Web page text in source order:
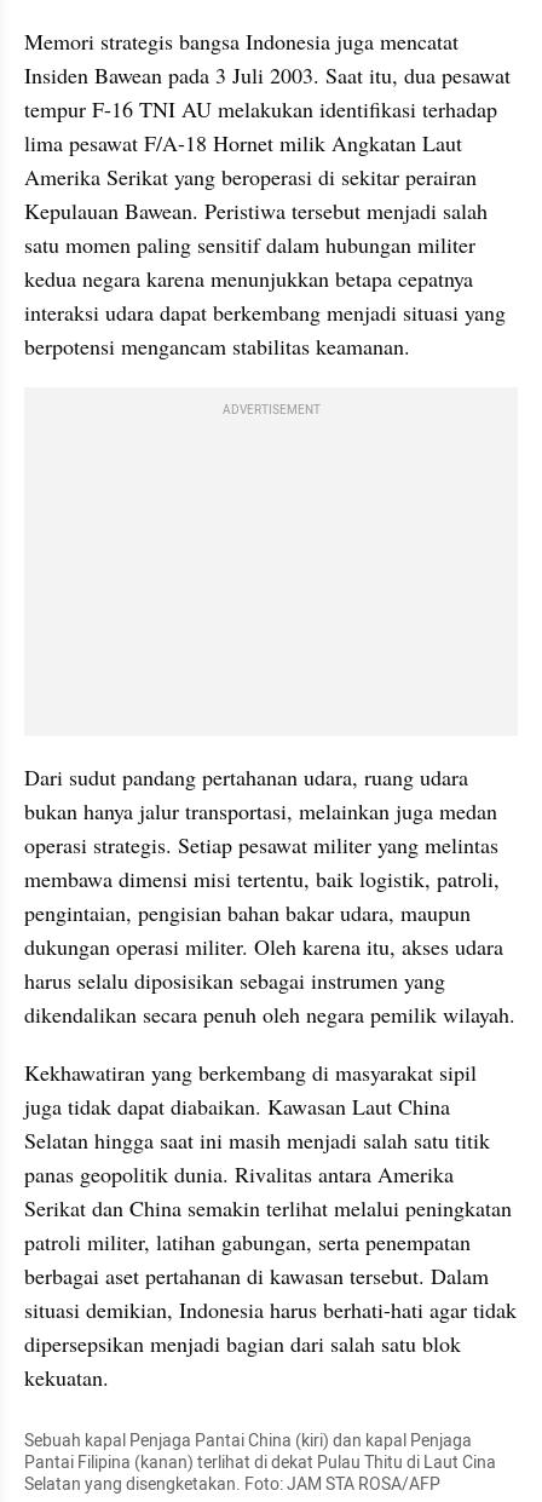
Memori strategis bangsa Indonesia juga mencatat
Insiden Bawean pada 3 Juli 2003. Saat itu, dua pesawat
tempur F-16 TNI AU melakukan identifikasi terhadap
lima pesawat F/A-18 Hornet milik Angkatan Laut
Amerika Serikat yang beroperasi di sekitar perairan
Kepulauan Bawean. Peristiwa tersebut menjadi salah
satu momen paling sensitif dalam hubungan militer
kedua negara karena menunjukkan betapa cepatnya
interaksi udara dapat berkembang menjadi situasi yang
berpotensi mengancam stabilitas keamanan.
ADVERTISEMENT
Dari sudut pandang pertahanan udara, ruang udara
bukan hanya jalur transportasi, melainkan juga medan
operasi strategis. Setiap pesawat militer yang melintas
membawa dimensi misi tertentu, baik logistik, patroli,
pengintaian, pengisian bahan bakar udara, maupun
dukungan operasi militer. Oleh karena itu, akses udara
harus selalu diposisikan sebagai instrumen yang
dikendalikan secara penuh oleh negara pemilik wilayah.
Kekhawatiran yang berkembang di masyarakat sipil
juga tidak dapat diabaikan. Kawasan Laut China
Selatan hingga saat ini masih menjadi salah satu titik
panas geopolitik dunia. Rivalitas antara Amerika
Serikat dan China semakin terlihat melalui peningkatan
patroli militer, latihan gabungan, serta penempatan
berbagai aset pertahanan di kawasan tersebut. Dalam
situasi demikian, Indonesia harus berhati-hati agar tidak
dipersepsikan menjadi bagian dari salah satu blok
kekuatan.
Sebuah kapal Penjaga Pantai China (kiri) dan kapal Penjaga
Pantai Filipina (kanan) terlihat di dekat Pulau Thitu di Laut Cina
Selatan yang disengketakan. Foto: JAM STA ROSA/AFP